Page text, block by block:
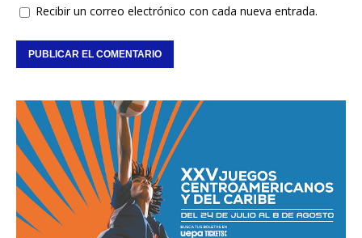
Recibir un correo electrónico con cada nueva entrada.